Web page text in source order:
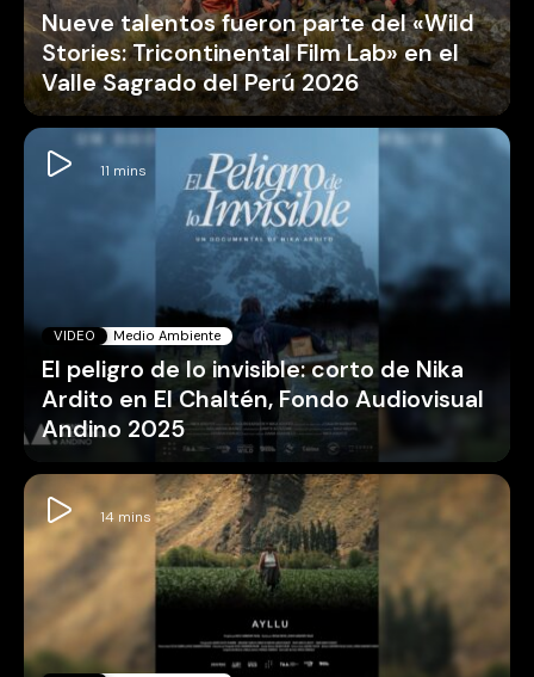
Nueve talentos fueron parte del «Wild
Stories: Tricontinental Film Lab» en el
Valle Sagrado del Perú 2026
VIDEO Medio Ambiente
El peligro de lo invisible: corto de Nika
Ardito en El Chaltén, Fondo Audiovisual
Andino 2025